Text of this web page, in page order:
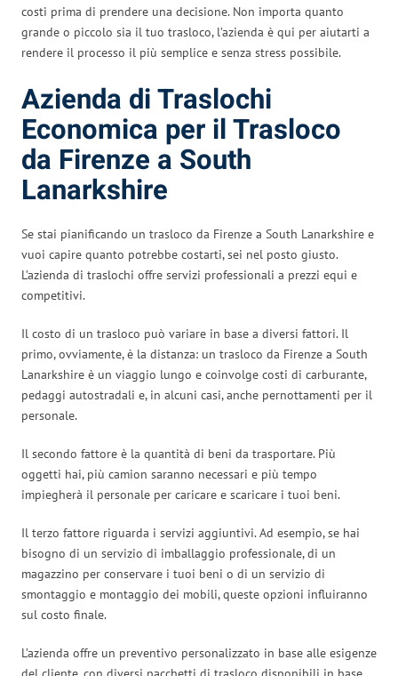
costi prima di prendere una decisione. Non importa quanto
grande o piccolo sia il tuo trasloco, l’azienda è qui per aiutarti a
rendere il processo il più semplice e senza stress possibile.
Azienda di Traslochi
Economica per il Trasloco
da Firenze a South
Lanarkshire
Se stai pianificando un trasloco da Firenze a South Lanarkshire e
vuoi capire quanto potrebbe costarti, sei nel posto giusto.
L’azienda di traslochi offre servizi professionali a prezzi equi e
competitivi.
Il costo di un trasloco può variare in base a diversi fattori. Il
primo, ovviamente, è la distanza: un trasloco da Firenze a South
Lanarkshire è un viaggio lungo e coinvolge costi di carburante,
pedaggi autostradali e, in alcuni casi, anche pernottamenti per il
personale.
Il secondo fattore è la quantità di beni da trasportare. Più
oggetti hai, più camion saranno necessari e più tempo
impiegherà il personale per caricare e scaricare i tuoi beni.
Il terzo fattore riguarda i servizi aggiuntivi. Ad esempio, se hai
bisogno di un servizio di imballaggio professionale, di un
magazzino per conservare i tuoi beni o di un servizio di
smontaggio e montaggio dei mobili, queste opzioni influiranno
sul costo finale.
L’azienda offre un preventivo personalizzato in base alle esigenze